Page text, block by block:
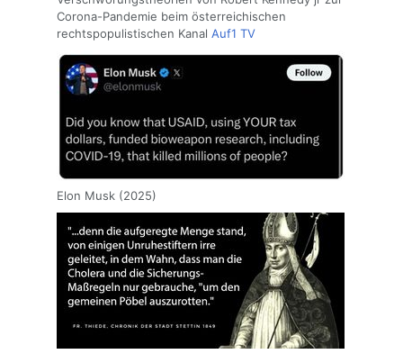
Corona-Pandemie beim österreichischen
rechtspopulistischen Kanal Auf1 TV
Elon Musk (2025)